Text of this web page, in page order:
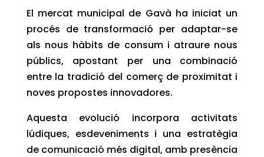
El mercat municipal de Gavà ha iniciat un
procés de transformació per adaptar-se
als nous hàbits de consum i atraure nous
públics, apostant per una combinació
entre la tradició del comerç de proximitat i
noves propostes innovadores.
Aquesta evolució incorpora activitats
lúdiques, esdeveniments i una estratègia
de comunicació més digital, amb presència